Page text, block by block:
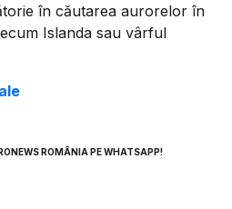
în căutarea aurorelor în
Islanda sau vârful
ROMÂNIA PE WHATSAPP!